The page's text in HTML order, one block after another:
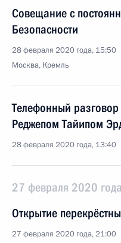
Совещание с
Безопасности
28 февраля 2020 года, 15:50
Москва, Кремль
Телефонный
Реджепом Тайипом
28 февраля 2020 года, 13:40
27 февраля 2020
Открытие
27 февраля 2020 года, 21:00